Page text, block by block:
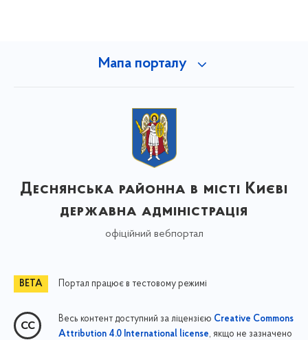
Мапа порталу
Деснянська районна в місті Києві
державна адміністрація
офіційний вебпортал
Портал працює в тестовому режимі
Весь контент доступний за ліцензією Creative Commons
Attribution 4.0 International license, якщо не зазначено